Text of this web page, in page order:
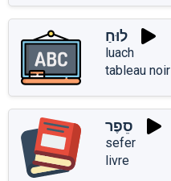
לוּחַ
luach
tableau noir
סֵפֶר
sefer
livre